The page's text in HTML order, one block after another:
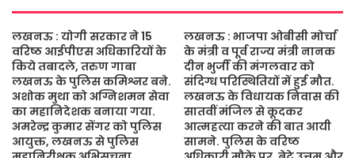
लखनऊ : योगी सरकार ने 15
वरिष्ठ आईपीएस अधिकारियों के
किये तबादले, तरुण गाबा
लखनऊ के पुलिस कमिश्नर बने.
अशोक मुथा को अग्निशमन सेवा
का महानिदेशक बनाया गया.
अमरेन्द्र कुमार सेंगर को पुलिस
आयुक्त, लखनऊ से पुलिस
लखनऊ : भाजपा ओबीसी मोर्चा
के मंत्री व पूर्व राज्य मंत्री नानक
दीन भुर्जी की मंगलवार को
संदिग्ध परिस्थितियों में हुई मौत.
लखनऊ के विधायक निवास की
सातवीं मंजिल से कूदकर
आत्महत्या करने की बात आयी
सामने. पुलिस के वरिष्ठ